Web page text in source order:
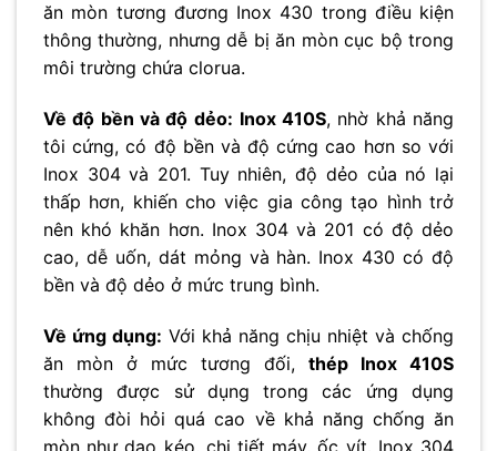
ăn mòn tương đương Inox 430 trong điều kiện
thông thường, nhưng dễ bị ăn mòn cục bộ trong
môi trường chứa clorua.
Về độ bền và độ dẻo: Inox 410S, nhờ khả năng
tôi cứng, có độ bền và độ cứng cao hơn so với
Inox 304 và 201. Tuy nhiên, độ dẻo của nó lại
thấp hơn, khiến cho việc gia công tạo hình trở
nên khó khăn hơn. Inox 304 và 201 có độ dẻo
cao, dễ uốn, dát mỏng và hàn. Inox 430 có độ
bền và độ dẻo ở mức trung bình.
Về ứng dụng: Với khả năng chịu nhiệt và chống
ăn mòn ở mức tương đối, thép Inox 410S
thường được sử dụng trong các ứng dụng
không đòi hỏi quá cao về khả năng chống ăn
mòn như dao kéo, chi tiết máy, ốc vít. Inox 304